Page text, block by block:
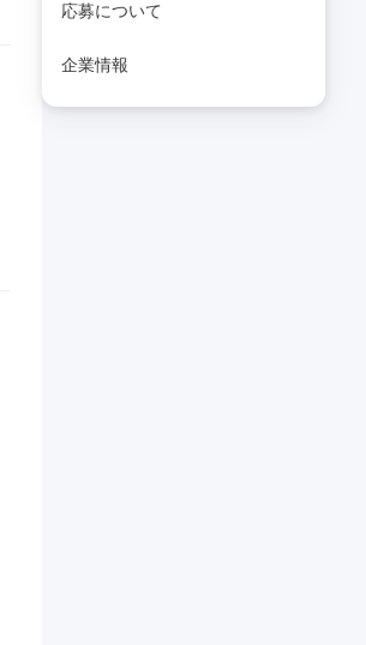
応募について
企業情報